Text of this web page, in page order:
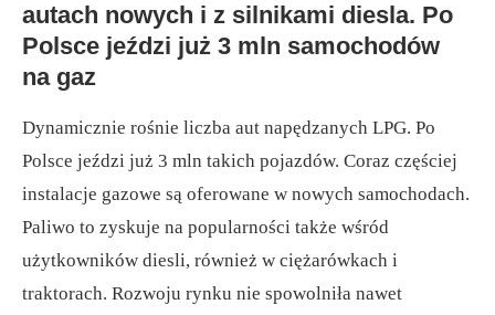
autach nowych i z silnikami diesla. Po
Polsce jeździ już 3 mln samochodów
na gaz
Dynamicznie rośnie liczba aut napędzanych LPG. Po
Polsce jeździ już 3 mln takich pojazdów. Coraz częściej
instalacje gazowe są oferowane w nowych samochodach.
Paliwo to zyskuje na popularności także wśród
użytkowników diesli, również w ciężarówkach i
traktorach. Rozwoju rynku nie spowolniła nawet